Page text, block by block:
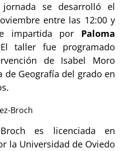
se desarrolló el
entre las 12:00 y
impartida por Paloma
taller fue programado
de Isabel Moro
de Geografía del grado en
Broch
Broch es licenciada en
la Universidad de Oviedo